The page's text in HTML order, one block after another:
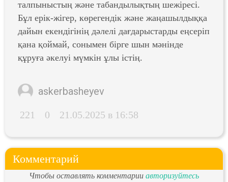
талпыныстың және табандылықтың шежіресі.
Бұл ерік-жігер, көрегендік және жаңашылдыққа
дайын екендігінің дәлелі дағдарыстарды еңсеріп
қана қоймай, сонымен бірге шын мәнінде
құруға әкелуі мүмкін ұлы істің.
askerbasheyev
221 0 21.05.2025 в 16:58
Комментарий
Чтобы оставлять комментарии авторизуйтесь